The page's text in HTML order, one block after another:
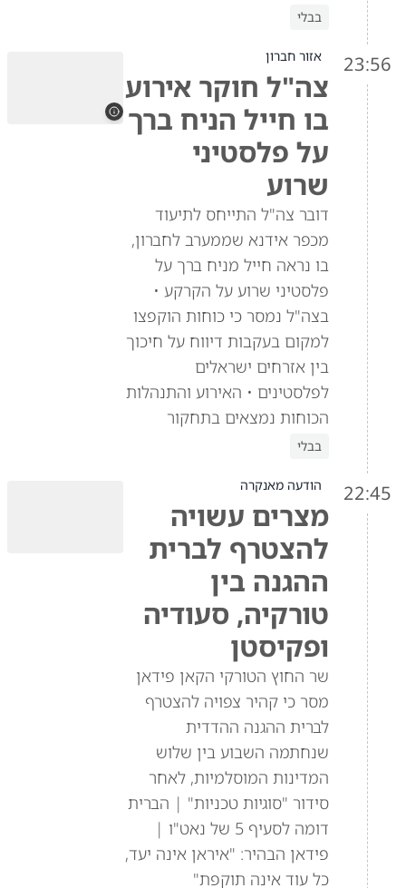
בבלי
23:56 אזור חברון
צה"ל חוקר אירוע
בו חייל הניח ברך
על פלסטיני
שרוע
דובר צה"ל התייחס לתיעוד
מכפר אידנא שממערב לחברון,
בו נראה חייל מניח ברך על
פלסטיני שרוע על הקרקע •
בצה"ל נמסר כי כוחות הוקפצו
למקום בעקבות דיווח על חיכוך
בין אזרחים ישראלים
לפלסטינים • האירוע והתנהלות
הכוחות נמצאים בתחקור
בבלי
22:45 הודעה מאנקרה
מצרים עשויה
להצטרף לברית
ההגנה בין
טורקיה, סעודיה
ופקיסטן
שר החוץ הטורקי הקאן פידאן
מסר כי קהיר צפויה להצטרף
לברית ההגנה ההדדית
שנחתמה השבוע בין שלוש
המדינות המוסלמיות, לאחר
סידור "סוגיות טכניות" | הברית
דומה לסעיף 5 של נאט"ו |
פידאן הבהיר: "איראן אינה יעד,
כל עוד אינה תוקפת"